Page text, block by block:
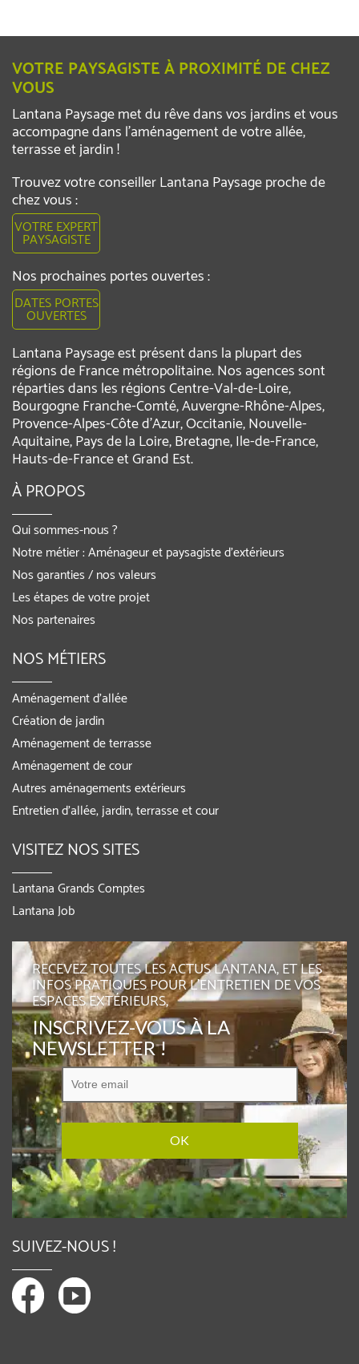
VOTRE PAYSAGISTE À PROXIMITÉ DE CHEZ
VOUS
Lantana Paysage met du rêve dans vos jardins et vous
accompagne dans l’aménagement de votre allée,
terrasse et jardin !
Trouvez votre conseiller Lantana Paysage proche de
chez vous :
VOTRE EXPERT
PAYSAGISTE
Nos prochaines portes ouvertes :
DATES PORTES
OUVERTES
Lantana Paysage est présent dans la plupart des
régions de France métropolitaine. Nos agences sont
réparties dans les régions Centre-Val-de-Loire,
Bourgogne Franche-Comté, Auvergne-Rhône-Alpes,
Provence-Alpes-Côte d'Azur, Occitanie, Nouvelle-
Aquitaine, Pays de la Loire, Bretagne, Ile-de-France,
Hauts-de-France et Grand Est.
À PROPOS
Qui sommes-nous ?
Notre métier : Aménageur et paysagiste d’extérieurs
Nos garanties / nos valeurs
Les étapes de votre projet
Nos partenaires
NOS MÉTIERS
Aménagement d’allée
Création de jardin
Aménagement de terrasse
Aménagement de cour
Autres aménagements extérieurs
Entretien d’allée, jardin, terrasse et cour
VISITEZ NOS SITES
Lantana Grands Comptes
Lantana Job
RECEVEZ TOUTES LES ACTUS LANTANA, ET LES
INFOS PRATIQUES POUR L'ENTRETIEN DE VOS
ESPACES EXTÉRIEURS,
INSCRIVEZ-VOUS À LA
NEWSLETTER !
SUIVEZ-NOUS !